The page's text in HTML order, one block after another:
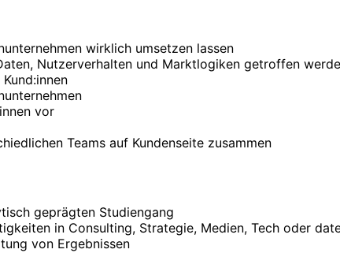
wirklich umsetzen lassen
Nutzerverhalten und Marktlogiken getroffen
vor
Teams auf Kundenseite zusammen
geprägten Studiengang
in Consulting, Strategie, Medien, Tech oder
von Ergebnissen